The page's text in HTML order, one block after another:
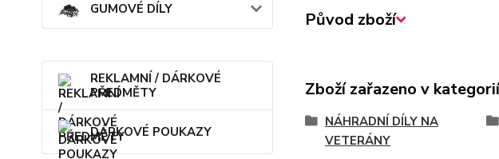
GUMOVÉ DÍLY
REKLAMNÍ / DÁRKOVÉ
PŘEDMĚTY
DÁRKOVÉ POUKAZY
Původ zboží
Zboží zařazeno v
NÁHRADNÍ DÍLY NA
VETERÁNY